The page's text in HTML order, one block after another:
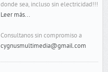
donde sea, incluso sin electricidad!!!
Leer más...
Consultanos sin compromiso a
cygnusmultimedia@gmail.com